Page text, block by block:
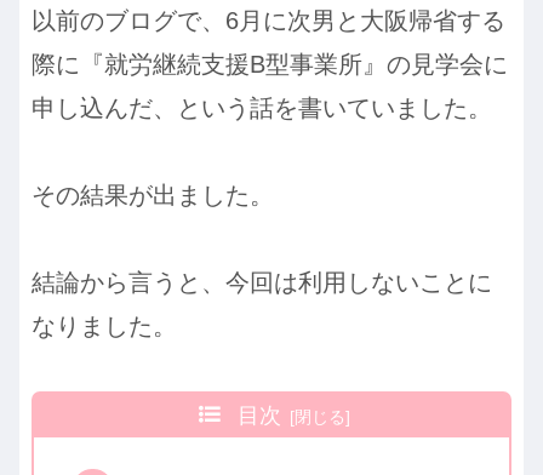
以前のブログで、6月に次男と大阪帰省する
際に『就労継続支援B型事業所』の見学会に
申し込んだ、という話を書いていました。
その結果が出ました。
結論から言うと、今回は利用しないことに
なりました。
目次